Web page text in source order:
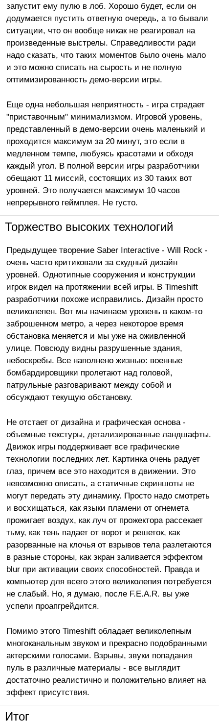
запустит ему пулю в лоб. Хорошо будет, если он
додумается пустить ответную очередь, а то бывали
ситуации, что он вообще никак не реагировал на
произведенные выстрелы. Справедливости ради
надо сказать, что таких моментов было очень мало
и это можно списать на сырость и не полную
оптимизированность демо-версии игры.
Еще одна небольшая неприятность - игра страдает
"приставочным" минимализмом. Игровой уровень,
представленный в демо-версии очень маленький и
проходится максимум за 20 минут, это если в
медленном темпе, любуясь красотами и обходя
каждый угол. В полной версии игры разработчики
обещают 11 миссий, состоящих из 30 таких вот
уровней. Это получается максимум 10 часов
непрерывного геймплея. Не густо.
Торжество высоких технологий
Предыдущее творение Saber Interactive - Will Rock -
очень часто критиковали за скудный дизайн
уровней. Однотипные сооружения и конструкции
игрок видел на протяжении всей игры. В Timeshift
разработчики похоже исправились. Дизайн просто
великолепен. Вот мы начинаем уровень в каком-то
заброшенном метро, а через некоторое время
обстановка меняется и мы уже на оживленной
улице. Повсюду видны разрушенные здания,
небоскребы. Все наполнено жизнью: военные
бомбардировщики пролетают над головой,
патрульные разговаривают между собой и
обсуждают текущую обстановку.
Не отстает от дизайна и графическая основа -
объемные текстуры, детализированные ландшафты.
Движок игры поддерживает все графические
технологии последних лет. Картинка очень радует
глаз, причем все это находится в движении. Это
невозможно описать, а статичные скриншоты не
могут передать эту динамику. Просто надо смотреть
и восхищаться, как языки пламени от огнемета
прожигает воздух, как луч от прожектора рассекает
тьму, как тень падает от ворот и решеток, как
разорванные на клочья от взрывов тела разлетаются
в разные стороны, как экран заливается эффектом
blur при активации своих способностей. Правда и
компьютер для всего этого великолепия потребуется
не слабый. Но, я думаю, после F.E.A.R. вы уже
успели проапгрейдится.
Помимо этого Timeshift обладает великолепным
многоканальным звуком и прекрасно подобранными
актерскими голосами. Взрывы, звуки попадания
пуль в различные материалы - все выглядит
достаточно реалистично и положительно влияет на
эффект присутствия.
Итог